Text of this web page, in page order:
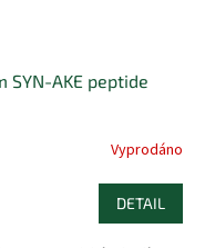
AKE peptide
Vyprodáno
DETAIL